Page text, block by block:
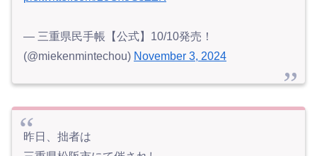
— 三重県民手帳【公式】10/10発売！
(@miekenmintechou) November 3, 2024
昨日、拙者は